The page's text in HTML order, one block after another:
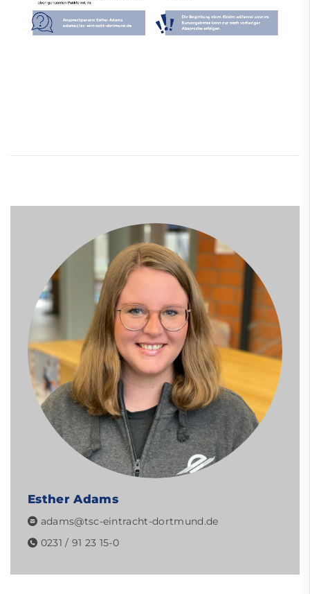
Esther Adams
adams@tsc-eintracht-dortmund.de
0231 / 91 23 15-0